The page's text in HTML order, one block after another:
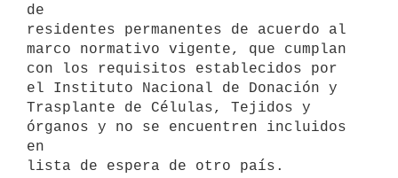
de
residentes permanentes de acuerdo al
marco normativo vigente, que cumplan
con los requisitos establecidos por
el Instituto Nacional de Donación y
Trasplante de Células, Tejidos y
órganos y no se encuentren incluidos
en